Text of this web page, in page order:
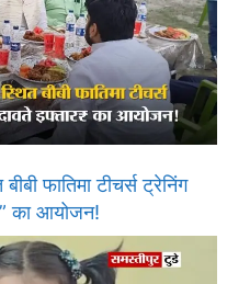
फातिमा टीचर्स ट्रेनिंग
का आयोजन!